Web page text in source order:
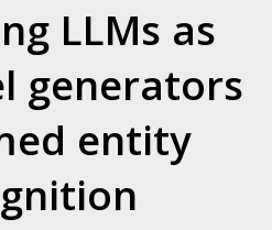
LLMs as
generators
entity